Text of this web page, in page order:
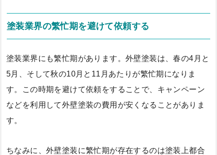
塗装業界の繁忙期を避けて依頼する
塗装業界にも繁忙期があります。外壁塗装は、春の4月と
5月、そして秋の10月と11月あたりが繁忙期になりま
す。この時期を避けて依頼をすることで、キャンペーン
などを利用して外壁塗装の費用が安くなることがありま
す。
ちなみに、外壁塗装に繁忙期が存在するのは塗装上都合